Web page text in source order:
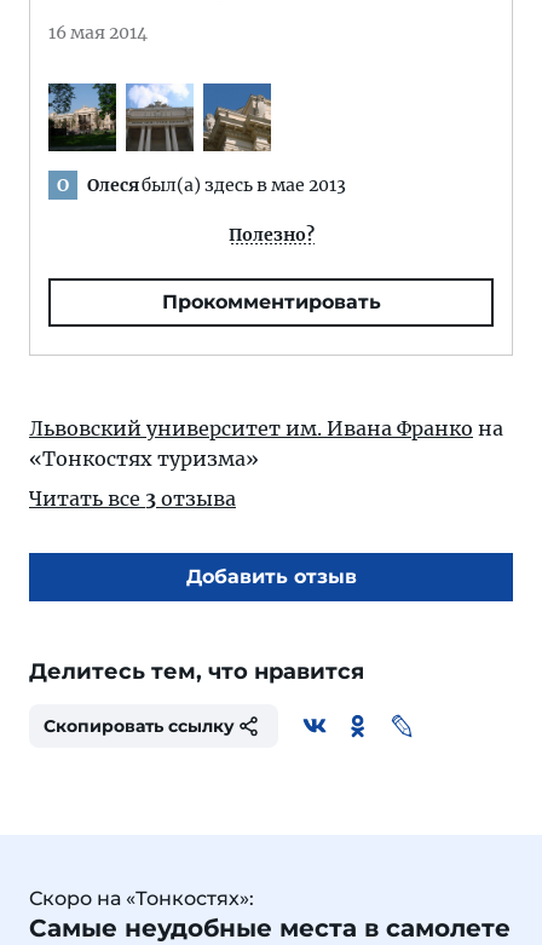
16 мая 2014
О Олесябыл(а) здесь в мае 2013
Полезно?
Прокомментировать
Львовский университет им. Ивана Франко на
«Тонкостях туризма»
Читать все 3 отзыва
Добавить отзыв
Делитесь тем, что нравится
Скопировать ссылку
Скоро на «Тонкостях»:
Самые неудобные места в самолете